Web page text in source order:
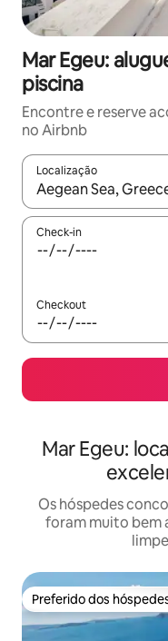
Mar Egeu:
piscina
Encontre e reserve
no Airbnb
Localização
Quando os
Check-in
Checkout
Mar Egeu:
Os hóspedes
foram muito bem
Preferido dos
Preferido dos